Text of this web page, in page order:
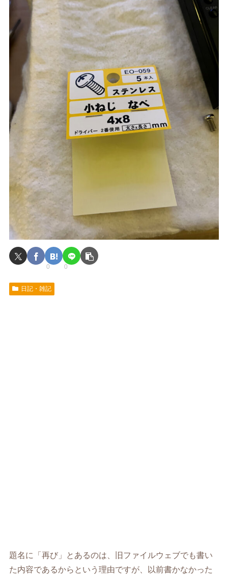
0 0
日記・雑記
題名に「再び」とあるのは、旧ファイルウェブでも書い
た内容であるからという理由ですが、以前書かなかった